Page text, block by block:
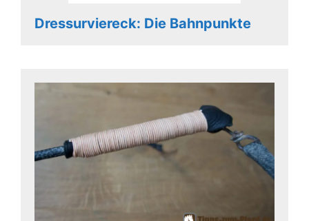
Dressurviereck: Die Bahnpunkte